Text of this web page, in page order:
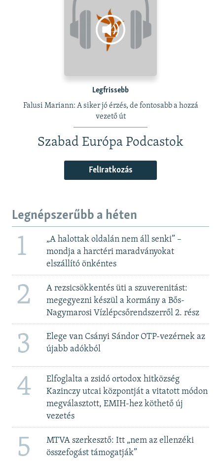
Legfrissebb
Falusi Mariann: A siker jó érzés, de fontosabb a hozzá
vezető út
Szabad Európa Podcastok
Feliratkozás
Legnépszerűbb a héten
1
„A halottak oldalán nem áll senki” –
mondja a harctéri maradványokat
elszállító önkéntes
2
A rezsicsökkentés üti a szuverenitást:
megegyezni készül a kormány a Bős-
Nagymarosi Vízlépcsőrendszerről 2. rész
3
Elege van Csányi Sándor OTP-vezérnek az
újabb adókból
4
Elfoglalta a zsidó ortodox hitközség
Kazinczy utcai központját a vitatott módon
megválasztott, EMIH-hez köthető új
vezetés
5
MTVA szerkesztő: Itt „nem az ellenzéki
összefogást támogatják”